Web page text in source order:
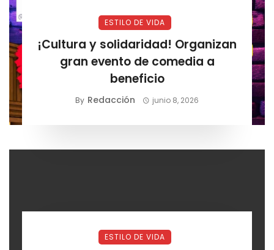
ESTILO DE VIDA
¡Cultura y solidaridad! Organizan
gran evento de comedia a
beneficio
By Redacción junio 8, 2026
ESTILO DE VIDA